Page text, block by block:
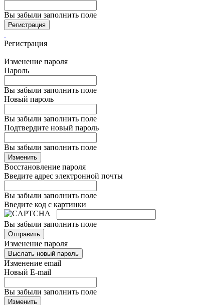
Вы забыли заполнить поле
Регистрация
Регистрация
Изменение пароля
Пароль
Вы забыли заполнить поле
Новый пароль
Вы забыли заполнить поле
Подтвердите новый пароль
Вы забыли заполнить поле
Изменить
Восстановление пароля
Введите адрес электронной почты
Вы забыли заполнить поле
Введите код с картинки
Вы забыли заполнить поле
Отправить
Изменение пароля
Выслать новый пароль
Изменение email
Новый E-mail
Вы забыли заполнить поле
Изменить